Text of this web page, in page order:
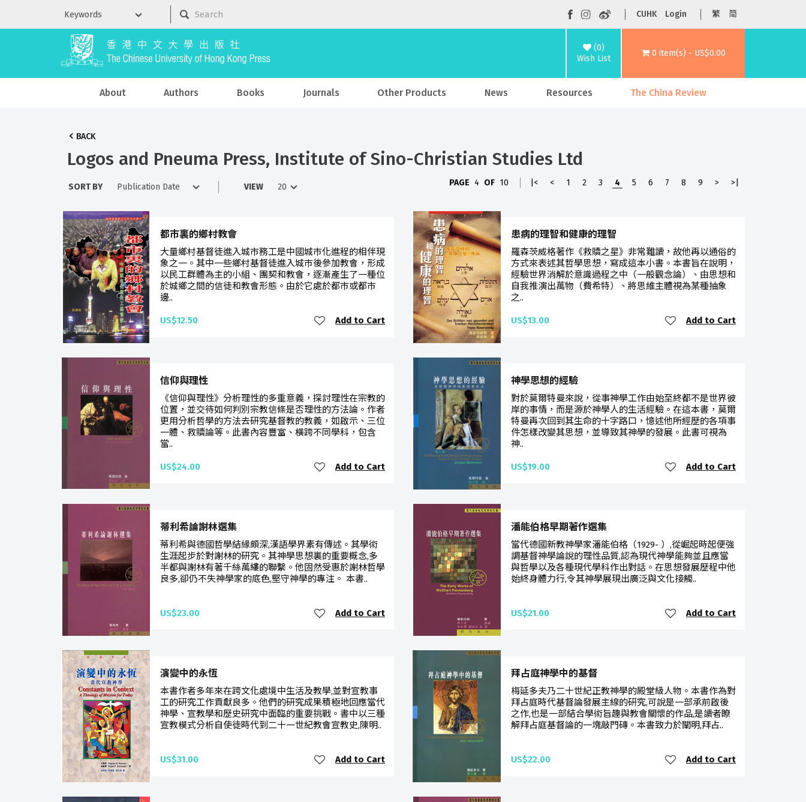
CUHK Login 繁 简
(0)
Wish List
0 item(s) - US$0.00
About Authors Books Journals Other Products News Resources The China Review
BACK
Logos and Pneuma Press, Institute of Sino-Christian Studies Ltd
SORT BY VIEW PAGE 4 OF 10 |< < 1 2 3 4 5 6 7 8 9 > >|
都巿裏的鄉村教會
大量鄉村基督徒進入城巿務工是中國城巿化進程的相伴現
象之一。其中一些鄉村基督徒進入城巿後參加教會，形成
以民工群體為主的小組、團契和教會，逐漸產生了一種位
於城鄉之間的信徒和教會形態。由於它處於都巿或都巿
邊..
US$12.50 Add to Cart
患病的理智和健康的理智
羅森茨威格著作《救贖之星》非常難讀，故他再以通俗的
方式來表述其哲學思想，寫成這本小書。本書旨在說明，
經驗世界消解於意識過程之中（一般觀念論）、由思想和
自我推演出萬物（費希特）、將思維主體視為某種抽象
之..
US$13.00 Add to Cart
信仰與理性
《信仰與理性》分析理性的多重意義，探討理性在宗教的
位置，並交待如何判別宗教信條是否理性的方法論。作者
更用分析哲學的方法去研究基督教的教義，如啟示、三位
一體、救贖論等。此書內容豐富、橫跨不同學科，包含
當..
US$24.00 Add to Cart
神學思想的經驗
對於莫爾特曼來說，從事神學工作由始至終都不是世界彼
岸的事情，而是源於神學人的生活經驗。在這本書，莫爾
特曼再次回到其生命的十字路口，憶述他所經歷的各項事
件怎樣改變其思想，並導致其神學的發展。此書可視為
神..
US$19.00 Add to Cart
蒂利希論謝林選集
蒂利希與德國哲學結緣頗深,漢語學界素有傳述。其學術
生涯起步於對謝林的研究。其神學思想裏的重要概念,多
半都與謝林有著千絲萬縷的聯繫。他固然受惠於謝林哲學
良多,卻仍不失神學家的底色,堅守神學的專注。 本書..
US$23.00 Add to Cart
潘能伯格早期著作選集
當代德國新教神學家潘能伯格（1929- ）,從崛起時起便強
調基督神學論說的理性品質,認為現代神學能夠並且應當
與哲學以及各種現代學科作出對話。在思想發展歷程中他
始終身體力行,令其神學展現出廣泛與文化接觸..
US$21.00 Add to Cart
演變中的永恆
本書作者多年來在跨文化處境中生活及教學,並對宣教事
工的研究工作貢獻良多。他們的研究成果積極地回應當代
神學、宣教學和歷史研究中面臨的重要挑戰。書中以三種
宣教模式分析自使徒時代到二十一世紀教會宣教史,陳明..
US$31.00 Add to Cart
拜占庭神學中的基督
梅延多夫乃二十世紀正教神學的殿堂級人物。本書作為對
拜占庭時代基督論發展主線的研究,可說是一部承前啟後
之作,也是一部結合學術旨趣與教會關懷的作品,是讀者瞭
解拜占庭基督論的一塊敲門磚。本書致力於闡明,拜占..
US$22.00 Add to Cart